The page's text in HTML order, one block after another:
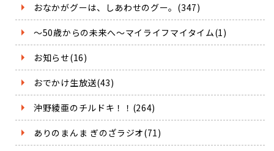
おなかがグーは、しあわせのグー。(347)
～50歳からの未来へ～マイライフマイタイム(1)
お知らせ(16)
おでかけ生放送(43)
沖野綾亜のチルドキ！！(264)
ありのまんま ぎのざラジオ(71)